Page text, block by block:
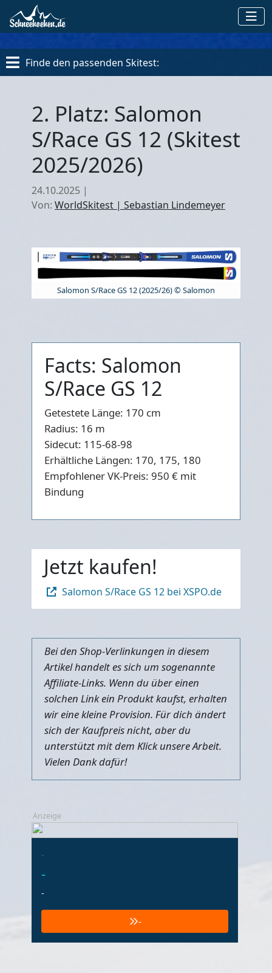
2. Platz: Salomon
S/Race GS 12 (Skitest
2025/2026)
24.10.2025 |
Von: WorldSkitest | Sebastian Lindemeyer
Salomon S/Race GS 12 (2025/26) © Salomon
Facts: Salomon
S/Race GS 12
Getestete Länge: 170 cm
Radius: 16 m
Sidecut: 115-68-98
Erhältliche Längen: 170, 175, 180
Empfohlener VK-Preis: 950 € mit
Bindung
Jetzt kaufen!
Salomon S/Race GS 12 bei XSPO.de
Bei den Shop-Verlinkungen in diesem
Artikel handelt es sich um sogenannte
Affiliate-Links. Wenn du über einen
solchen Link ein Produkt kaufst, erhalten
wir eine kleine Provision. Für dich ändert
sich der Kaufpreis nicht, aber du
unterstützt mit dem Klick unsere Arbeit.
Vielen Dank dafür!
Anzeige
-
-
-
-
Finde den passenden Skitest: